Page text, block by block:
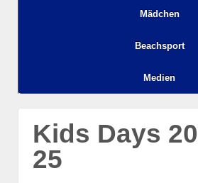
Mädchen
Beachsport
Medien
Kids Days
25